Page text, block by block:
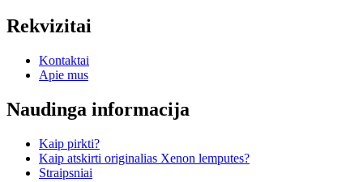
Rekvizitai
Kontaktai
Apie mus
Naudinga informacija
Kaip pirkti?
Kaip atskirti originalias Xenon lemputes?
Straipsniai